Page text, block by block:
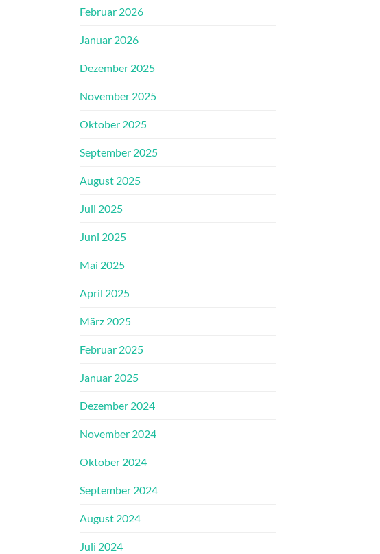
Februar 2026
Januar 2026
Dezember 2025
November 2025
Oktober 2025
September 2025
August 2025
Juli 2025
Juni 2025
Mai 2025
April 2025
März 2025
Februar 2025
Januar 2025
Dezember 2024
November 2024
Oktober 2024
September 2024
August 2024
Juli 2024